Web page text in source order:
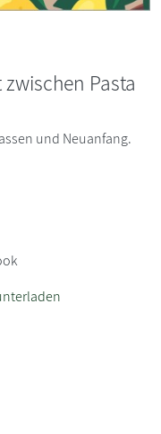
Pasta
und Neuanfang.